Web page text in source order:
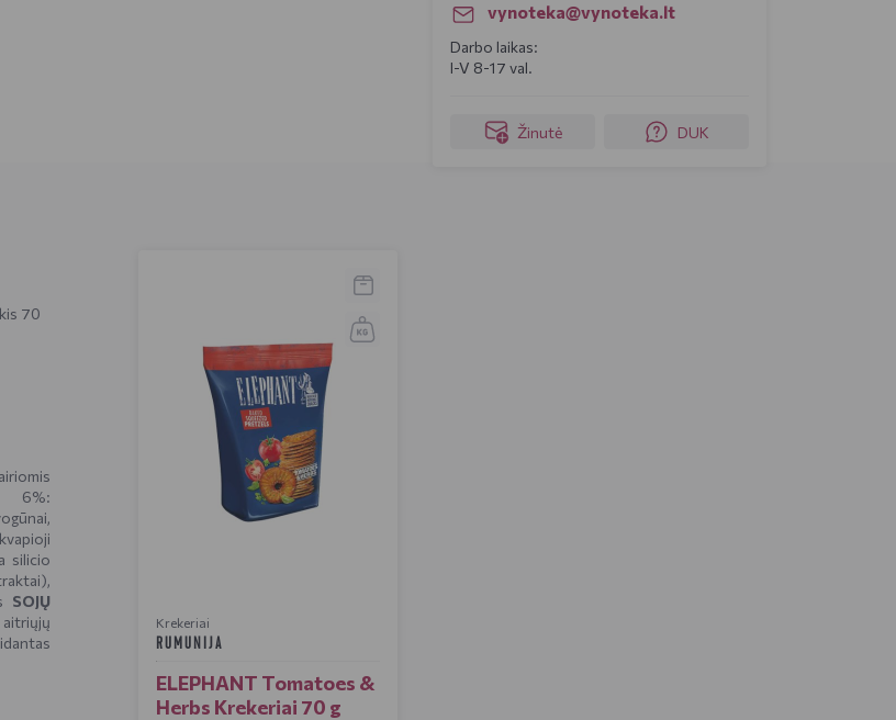
vynoteka@vynoteka.lt
Darbo laikas:
I-V 8-17 val.
Žinutė DUK
70
6%:
silicio
SOJŲ
Krekeriai
RUMUNIJA
ELEPHANT Tomatoes &
Herbs Krekeriai 70 g